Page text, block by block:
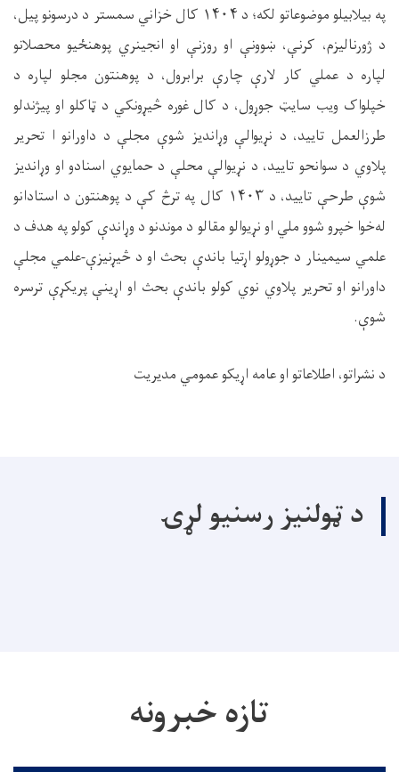
په بیلابیلو موضوعاتو لکه؛ د ۱۴۰۴ کال خزاني سمستر د درسونو پیل،
د ژورنالیزم، کرنې، ښوونې او روزنې او انجینري پوهنځیو محصلانو
لپاره د عملي کار لارې چارې برابرول، د پوهنتون مجلو لپاره د
خپلواک ویب سایټ جوړول، د کال غوره څیړونکي د ټاکلو او پیژندلو
طرزالعمل تایید، د نړیوالې وړاندیز شوې مجلې د داورانو ا تحریر
پلاوي د سوانحو تایید، د نړیوالې محلې د حمایوي اسنادو او وړاندیز
شوې طرحې تایید، د ۱۴۰۳ کال په ترڅ کې د پوهنتون د استادانو
له‌خوا خپرو شوو ملي او نړیوالو مقالو د موندنو د وړاندې کولو په هدف د
علمي سیمینار د جوړولو اړتیا باندې بحث او د څیړنیزې-علمي مجلې
داورانو او تحریر پلاوي نوي کولو باندې بحث او اړینې پریکړې ترسره
شوې.
د نشراتو، اطلاعاتو او عامه اړیکو عمومي مدیریت
د ټولنیز رسنیو لړۍ
تازه خبرونه